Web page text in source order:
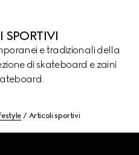
SPORTIVI
e tradizionali della
di skateboard e zaini
Articoli sportivi